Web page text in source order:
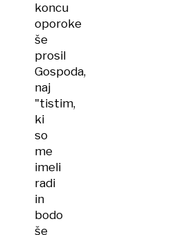
koncu
oporoke
še
prosil
Gospoda,
naj
"tistim,
ki
so
me
imeli
radi
in
bodo
še